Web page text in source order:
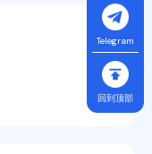
Telegram
回到顶部